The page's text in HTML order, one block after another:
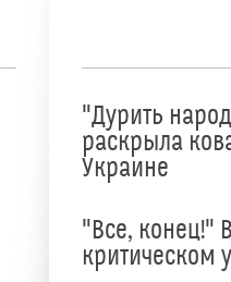
"Дурить
раскрыла
Украине
"Все, конец!"
критическом